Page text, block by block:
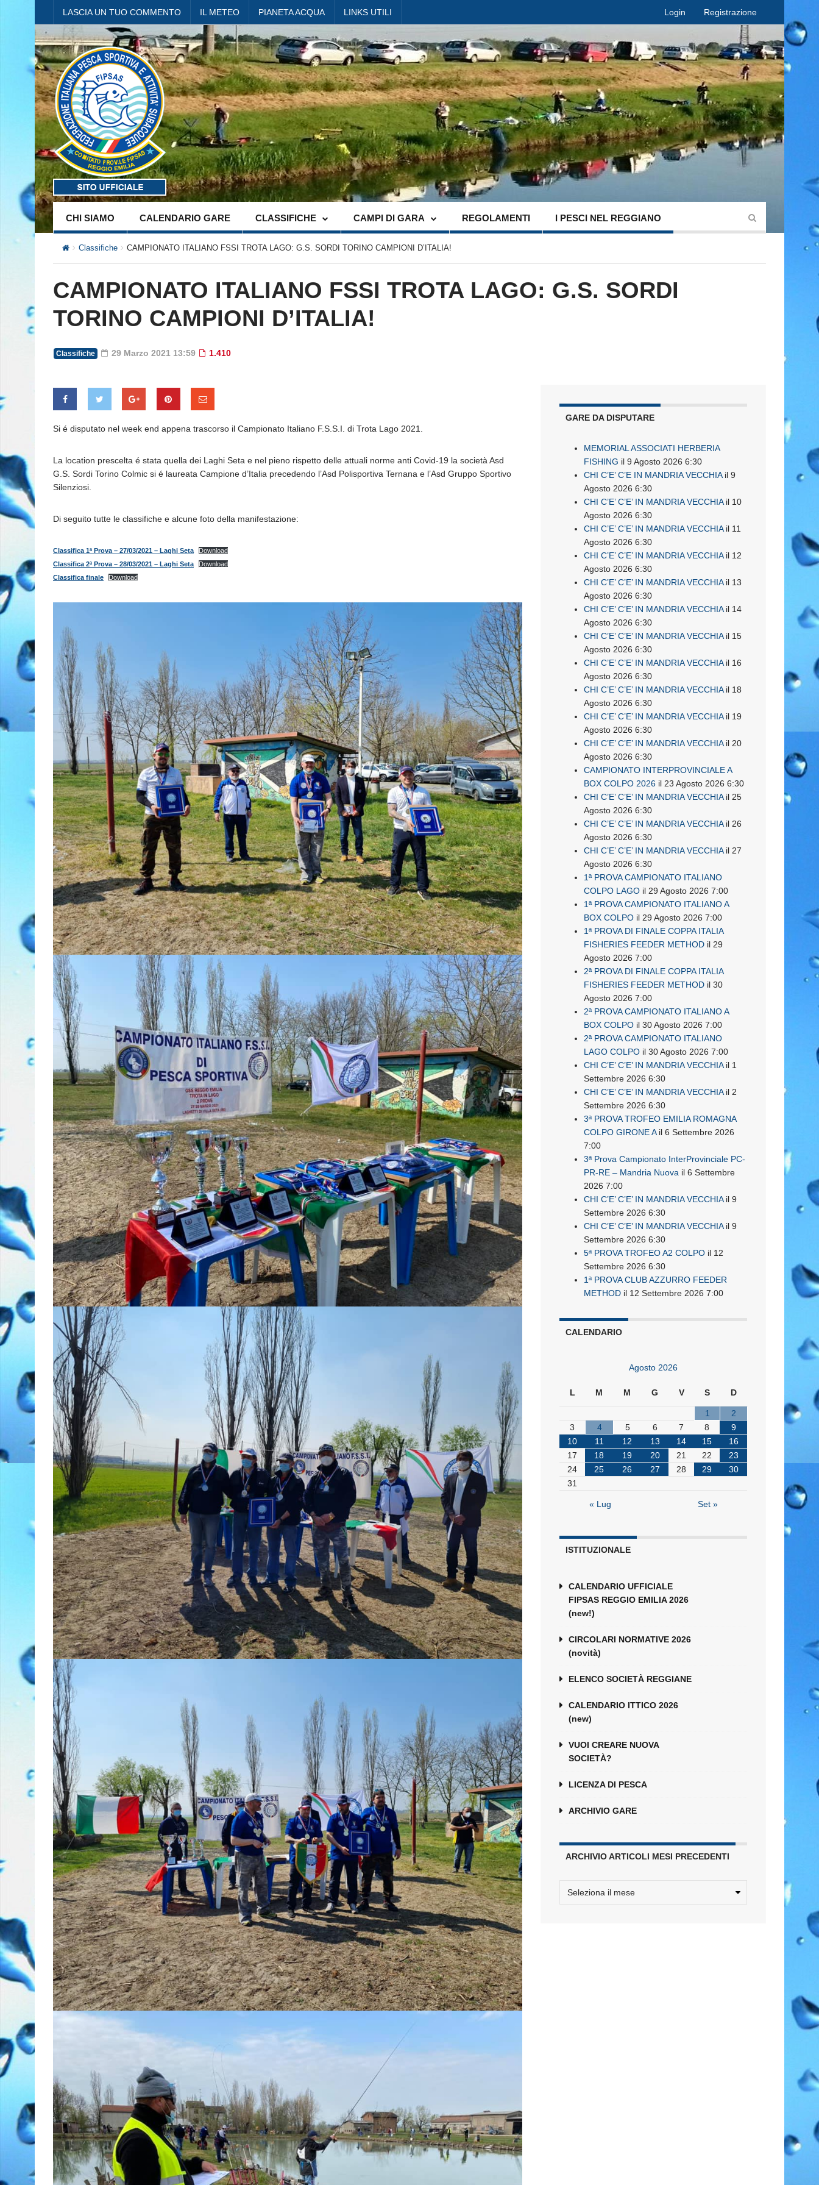
LASCIA UN TUO COMMENTO IL METEO PIANETA ACQUA LINKS UTILI Login Registrazione
CHI SIAMO CALENDARIO GARE CLASSIFICHE CAMPI DI GARA REGOLAMENTI I PESCI NEL REGGIANO
Classifiche CAMPIONATO ITALIANO FSSI TROTA LAGO: G.S. SORDI TORINO CAMPIONI D’ITALIA!
CAMPIONATO ITALIANO FSSI TROTA LAGO: G.S. SORDI
TORINO CAMPIONI D’ITALIA!
Classifiche 29 Marzo 2021 13:59 1.410
Si é disputato nel week end appena trascorso il Campionato Italiano F.S.S.I. di Trota Lago 2021.
La location prescelta é stata quella dei Laghi Seta e nel pieno rispetto delle attuali norme anti Covid-19 la società Asd
G.S. Sordi Torino Colmic si é laureata Campione d’Italia precedendo l’Asd Polisportiva Ternana e l’Asd Gruppo Sportivo
Silenziosi.
Di seguito tutte le classifiche e alcune foto della manifestazione:
Classifica 1ª Prova – 27/03/2021 – Laghi Seta
Download
Classifica 2ª Prova – 28/03/2021 – Laghi Seta
Download
Classifica finale
Download
GARE DA DISPUTARE
MEMORIAL ASSOCIATI HERBERIA
FISHING il 9 Agosto 2026 6:30
CHI C’E’ C’E IN MANDRIA VECCHIAil 9
Agosto 2026 6:30
CHI C’E’ C’E’ IN MANDRIA VECCHIAil 10
Agosto 2026 6:30
CHI C’E’ C’E’ IN MANDRIA VECCHIAil 11
Agosto 2026 6:30
CHI C’E’ C’E’ IN MANDRIA VECCHIAil 12
Agosto 2026 6:30
CHI C’E’ C’E’ IN MANDRIA VECCHIAil 13
Agosto 2026 6:30
CHI C’E’ C’E’ IN MANDRIA VECCHIAil 14
Agosto 2026 6:30
CHI C’E’ C’E’ IN MANDRIA VECCHIAil 15
Agosto 2026 6:30
CHI C’E’ C’E’ IN MANDRIA VECCHIAil 16
Agosto 2026 6:30
CHI C’E’ C’E’ IN MANDRIA VECCHIAil 18
Agosto 2026 6:30
CHI C’E’ C’E’ IN MANDRIA VECCHIAil 19
Agosto 2026 6:30
CHI C’E’ C’E’ IN MANDRIA VECCHIAil 20
Agosto 2026 6:30
CAMPIONATO INTERPROVINCIALE A
BOX COLPO 2026 il 23 Agosto 2026 6:30
CHI C’E’ C’E’ IN MANDRIA VECCHIAil 25
Agosto 2026 6:30
CHI C’E’ C’E’ IN MANDRIA VECCHIAil 26
Agosto 2026 6:30
CHI C’E’ C’E’ IN MANDRIA VECCHIAil 27
Agosto 2026 6:30
1ª PROVA CAMPIONATO ITALIANO
COLPO LAGO il 29 Agosto 2026 7:00
1ª PROVA CAMPIONATO ITALIANO A
BOX COLPO il 29 Agosto 2026 7:00
1ª PROVA DI FINALE COPPA ITALIA
FISHERIES FEEDER METHOD il 29
Agosto 2026 7:00
2ª PROVA DI FINALE COPPA ITALIA
FISHERIES FEEDER METHOD il 30
Agosto 2026 7:00
2ª PROVA CAMPIONATO ITALIANO A
BOX COLPO il 30 Agosto 2026 7:00
2ª PROVA CAMPIONATO ITALIANO
LAGO COLPO il 30 Agosto 2026 7:00
CHI C’E’ C’E’ IN MANDRIA VECCHIAil 1
Settembre 2026 6:30
CHI C’E’ C’E’ IN MANDRIA VECCHIAil 2
Settembre 2026 6:30
3ª PROVA TROFEO EMILIA ROMAGNA
COLPO GIRONE Ail 6 Settembre 2026
7:00
3ª Prova Campionato InterProvinciale PC-
PR-RE – Mandria Nuova il 6 Settembre
2026 7:00
CHI C’E’ C’E’ IN MANDRIA VECCHIAil 9
Settembre 2026 6:30
CHI C’E’ C’E’ IN MANDRIA VECCHIAil 9
Settembre 2026 6:30
5ª PROVA TROFEO A2 COLPO il 12
Settembre 2026 6:30
1ª PROVA CLUB AZZURRO FEEDER
METHOD il 12 Settembre 2026 7:00
CALENDARIO
Agosto 2026
L M M G V S D
1
2
3
4 5 6 7 8
9
10
11 12 13 14 15
16
17
18 19 20 21 22
23
24
25 26 27 28 29
30
31
« Lug Set »
ISTITUZIONALE
CALENDARIO UFFICIALE
FIPSAS REGGIO EMILIA 2026
(new!)
CIRCOLARI NORMATIVE 2026
(novità)
ELENCO SOCIETÀ REGGIANE
CALENDARIO ITTICO 2026
(new)
VUOI CREARE NUOVA
SOCIETÀ?
LICENZA DI PESCA
ARCHIVIO GARE
ARCHIVIO ARTICOLI MESI PRECEDENTI